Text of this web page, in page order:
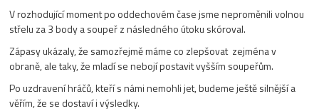
V rozhodující moment po oddechovém čase jsme neproměnili volnou
střelu za 3 body a soupeř z následného útoku skóroval.
Zápasy ukázaly, že samozřejmě máme co zlepšovat zejména v
obraně, ale taky, že mladí se nebojí postavit vyšším soupeřům.
Po uzdravení hráčů, kteří s námi nemohli jet, budeme ještě silnější a
věřím, že se dostaví i výsledky.